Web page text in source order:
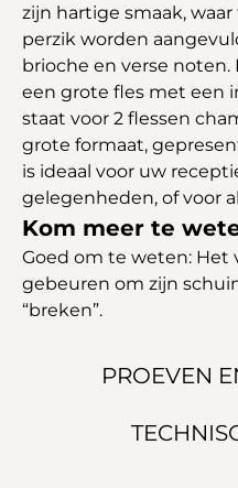
PROEVEN
zijn hartige smaak,
perzik worden
brioche en verse
een grote fles met een
staat voor 2 flessen
grote formaat,
is ideaal voor uw
gelegenheden, of voor
Kom meer te
Goed om te weten: Het
gebeuren om zijn
“breken”.